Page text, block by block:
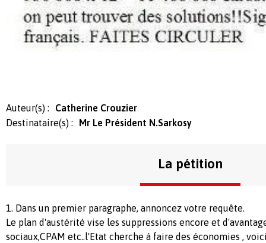
Auteur(s) :
Catherine Crouzier
Destinataire(s) :
Mr Le Président N.Sarkosy
La pétition
1. Dans un premier paragraphe, annoncez votre requête.
Le plan d'austérité vise les suppressions encore et
sociaux,CPAM etc..l'Etat cherche à faire des économies ,